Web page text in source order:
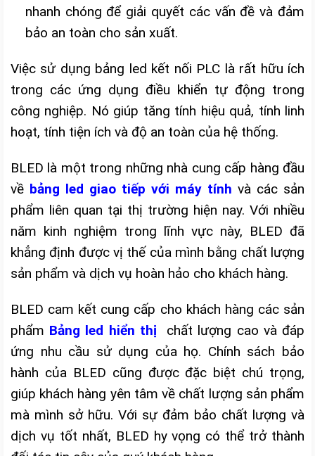
nhanh chóng để giải quyết các vấn đề và đảm
bảo an toàn cho sản xuất.
Việc sử dụng bảng led kết nối PLC là rất hữu ích
trong các ứng dụng điều khiển tự động trong
công nghiệp. Nó giúp tăng tính hiệu quả, tính linh
hoạt, tính tiện ích và độ an toàn của hệ thống.
BLED là một trong những nhà cung cấp hàng đầu
về bảng led giao tiếp với máy tính và các sản
phẩm liên quan tại thị trường hiện nay. Với nhiều
năm kinh nghiệm trong lĩnh vực này, BLED đã
khẳng định được vị thế của mình bằng chất lượng
sản phẩm và dịch vụ hoàn hảo cho khách hàng.
BLED cam kết cung cấp cho khách hàng các sản
phẩm Bảng led hiển thị chất lượng cao và đáp
ứng nhu cầu sử dụng của họ. Chính sách bảo
hành của BLED cũng được đặc biệt chú trọng,
giúp khách hàng yên tâm về chất lượng sản phẩm
mà mình sở hữu. Với sự đảm bảo chất lượng và
dịch vụ tốt nhất, BLED hy vọng có thể trở thành